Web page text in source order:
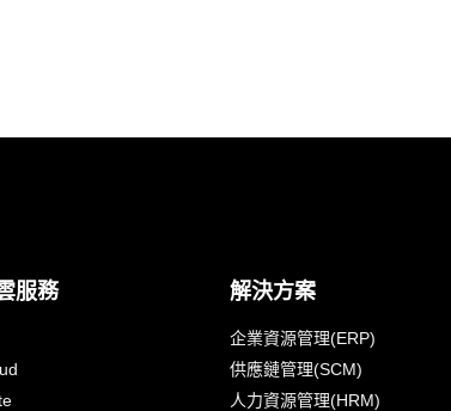
服務 解決方案
企業資源管理(ERP)
供應鏈管理(SCM)
人力資源管理(HRM)